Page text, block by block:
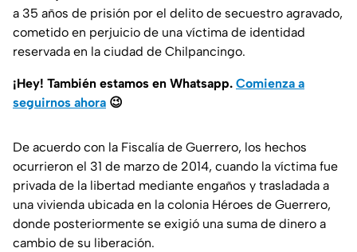
a 35 años de prisión por el delito de secuestro agravado,
cometido en perjuicio de una víctima de identidad
reservada en la ciudad de Chilpancingo.
¡Hey! También estamos en Whatsapp. Comienza a
seguirnos ahora 😉
De acuerdo con la Fiscalía de Guerrero, los hechos
ocurrieron el 31 de marzo de 2014, cuando la víctima fue
privada de la libertad mediante engaños y trasladada a
una vivienda ubicada en la colonia Héroes de Guerrero,
donde posteriormente se exigió una suma de dinero a
cambio de su liberación.